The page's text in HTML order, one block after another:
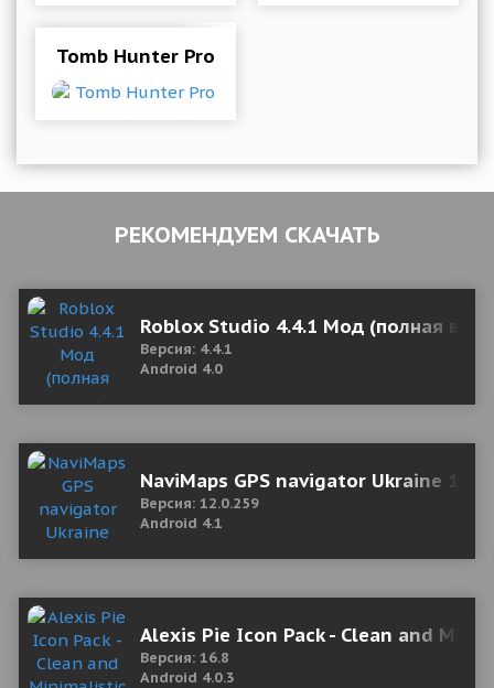
Tomb Hunter Pro
РЕКОМЕНДУЕМ СКАЧАТЬ
Roblox Studio 4.4.1 Мод (полная
Версия: 4.4.1
Android 4.0
NaviMaps GPS navigator Ukraine
Версия: 12.0.259
Android 4.1
Alexis Pie Icon Pack - Clean and
Версия: 16.8
Android 4.0.3